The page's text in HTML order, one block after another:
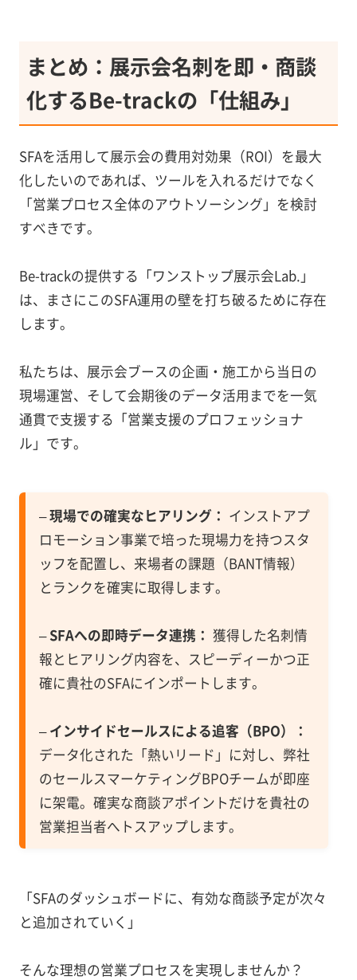
まとめ：展示会名刺を即・商談
化するBe-trackの「仕組み」
SFAを活用して展示会の費用対効果（ROI）を最大
化したいのであれば、ツールを入れるだけでなく
「営業プロセス全体のアウトソーシング」を検討
すべきです。
Be-trackの提供する「ワンストップ展示会Lab.」
は、まさにこのSFA運用の壁を打ち破るために存在
します。
私たちは、展示会ブースの企画・施工から当日の
現場運営、そして会期後のデータ活用までを一気
通貫で支援する「営業支援のプロフェッショナ
ル」です。
–現場での確実なヒアリング： インストアプ
ロモーション事業で培った現場力を持つスタ
ッフを配置し、来場者の課題（BANT情報）
とランクを確実に取得します。
–SFAへの即時データ連携： 獲得した名刺情
報とヒアリング内容を、スピーディーかつ正
確に貴社のSFAにインポートします。
–インサイドセールスによる追客（BPO）：
データ化された「熱いリード」に対し、弊社
のセールスマーケティングBPOチームが即座
に架電。確実な商談アポイントだけを貴社の
営業担当者へトスアップします。
「SFAのダッシュボードに、有効な商談予定が次々
と追加されていく」
そんな理想の営業プロセスを実現しませんか？